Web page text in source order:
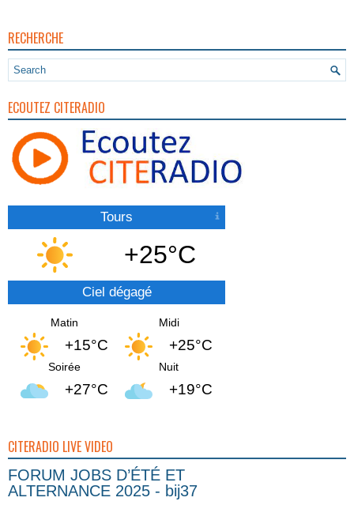
RECHERCHE
ECOUTEZ CITERADIO
Tours
+25°C
Ciel dégagé
Matin
+15°C
Midi
+25°C
Soirée
+27°C
Nuit
+19°C
CITERADIO LIVE VIDEO
FORUM JOBS D’ÉTÉ ET
ALTERNANCE 2025 - bij37